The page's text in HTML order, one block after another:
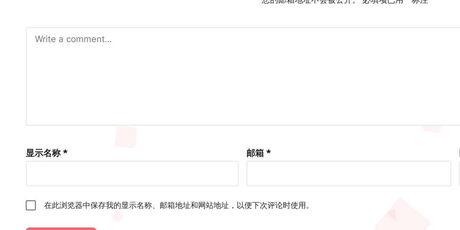
显示名称 * 邮箱 *
在此浏览器中保存我的显示名称、邮箱地址和网站地址，以便下次评论时使用。